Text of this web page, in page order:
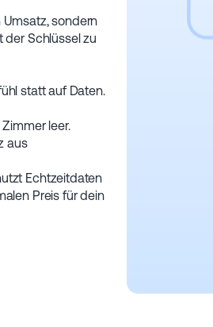
sondern
Schlüssel zu
statt auf Daten.
leer.
aus
Echtzeitdaten
Preis für dein